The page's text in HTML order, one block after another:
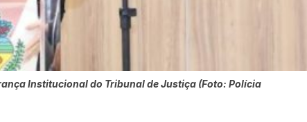
Institucional do Tribunal de Justiça (Foto: Polícia